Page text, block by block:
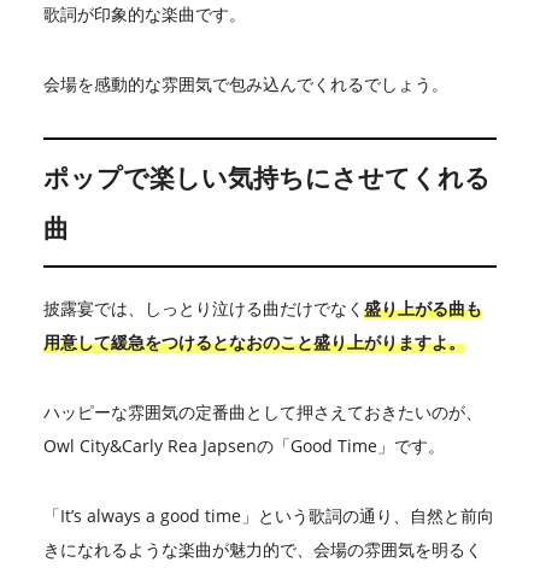
歌詞が印象的な楽曲です。
会場を感動的な雰囲気で包み込んでくれるでしょう。
ポップで楽しい気持ちにさせてくれる
曲
披露宴では、しっとり泣ける曲だけでなく 盛り上がる曲も
用意して緩急をつけるとなおのこと盛り上がりますよ。
ハッピーな雰囲気の定番曲として押さえておきたいのが、
Owl City&Carly Rea Japsenの「Good Time」です。
「It’s always a good time」という歌詞の通り、自然と前向
きになれるような楽曲が魅力的で、会場の雰囲気を明るく